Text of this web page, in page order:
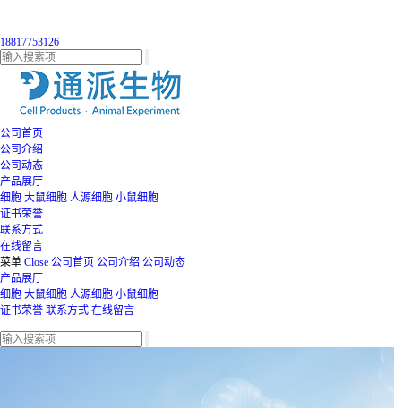
18817753126
公司首页
公司介绍
公司动态
产品展厅
细胞 大鼠细胞 人源细胞 小鼠细胞
证书荣誉
联系方式
在线留言
菜单 Close 公司首页 公司介绍 公司动态
产品展厅
细胞 大鼠细胞 人源细胞 小鼠细胞
证书荣誉 联系方式 在线留言